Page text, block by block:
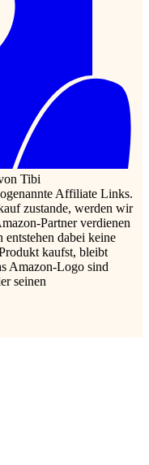
Tibi
Affiliate Links.
zustande, werden wir
Partner verdienen
dabei keine
kaufst, bleibt
Amazon-Logo sind
seinen